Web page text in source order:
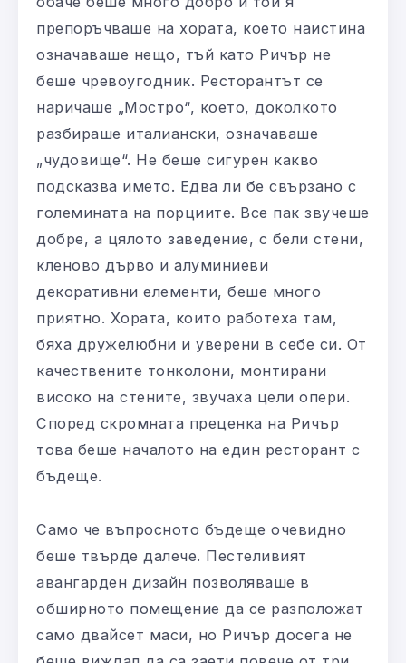
препоръчваше на хората, което наистина
означаваше нещо, тъй като Ричър не
беше чревоугодник. Ресторантът се
наричаше „Мостро“, което, доколкото
разбираше италиански, означаваше
„чудовище“. Не беше сигурен какво
подсказва името. Едва ли бе свързано с
големината на порциите. Все пак звучеше
добре, а цялото заведение, с бели стени,
кленово дърво и алуминиеви
декоративни елементи, беше много
приятно. Хората, които работеха там,
бяха дружелюбни и уверени в себе си. От
качествените тонколони, монтирани
високо на стените, звучаха цели опери.
Според скромната преценка на Ричър
това беше началото на един ресторант с
бъдеще.
Само че въпросното бъдеще очевидно
беше твърде далече. Пестеливият
авангарден дизайн позволяваше в
обширното помещение да се разположат
само двайсет маси, но Ричър досега не